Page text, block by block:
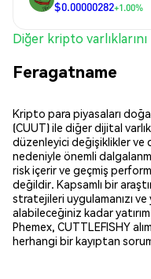
$0.00000282+1.00%
Diğer kripto
Feragatname
Kripto para piyasaları
(CUUT) ile diğer dijital
düzenleyici değişiklikler
nedeniyle önemli
risk içerir ve geçmiş
değildir. Kapsamlı bir
stratejileri uygulamanızı
alabileceğiniz kadar
Phemex, CUTTLEFISHY
herhangi bir kayıptan